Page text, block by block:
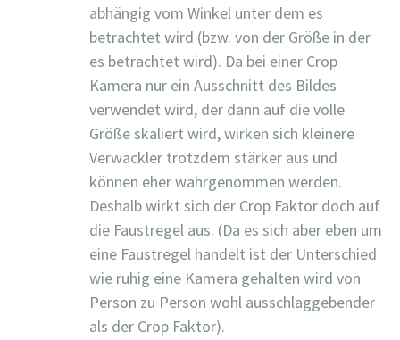
abhängig vom Winkel unter dem es
betrachtet wird (bzw. von der Größe in der
es betrachtet wird). Da bei einer Crop
Kamera nur ein Ausschnitt des Bildes
verwendet wird, der dann auf die volle
Größe skaliert wird, wirken sich kleinere
Verwackler trotzdem stärker aus und
können eher wahrgenommen werden.
Deshalb wirkt sich der Crop Faktor doch auf
die Faustregel aus. (Da es sich aber eben um
eine Faustregel handelt ist der Unterschied
wie ruhig eine Kamera gehalten wird von
Person zu Person wohl ausschlaggebender
als der Crop Faktor).